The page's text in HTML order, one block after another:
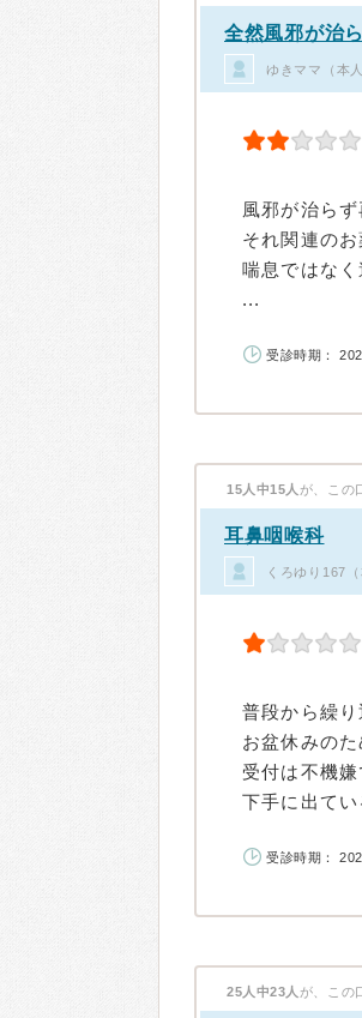
全然風邪が治
ゆきママ（本
風邪が治ら
それ関連の
喘息ではなく
...
受診時期：
15人中15人 が、この
耳鼻咽喉科
くろゆり167
普段から繰り
お盆休みの
受付は不機嫌
下手に出て
受診時期：
25人中23人 が、この